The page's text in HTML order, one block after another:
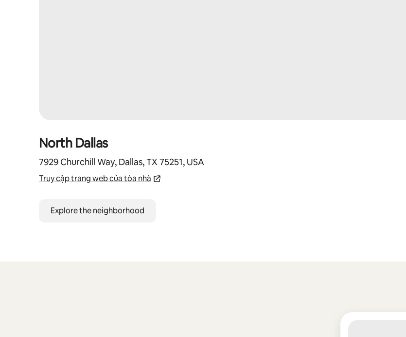
North Dallas
7929 Churchill Way, Dallas, TX 75251, USA
Truy cập trang web của tòa nhà
Explore the neighborhood